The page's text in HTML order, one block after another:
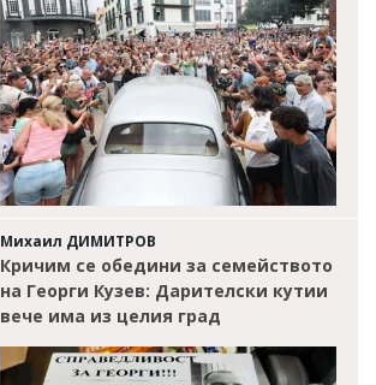
Михаил ДИМИТРОВ
Кричим се обедини за семейството
на Георги Кузев: Дарителски кутии
вече има из целия град